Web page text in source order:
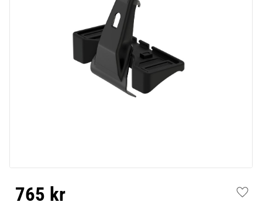
765 kr